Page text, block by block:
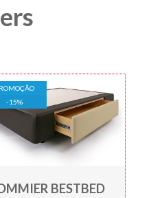
-15%
BESTBED